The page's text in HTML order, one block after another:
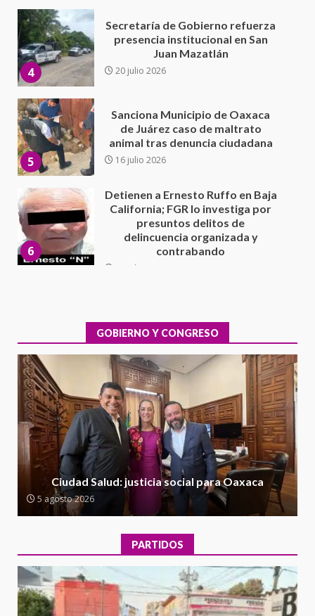
5
Sanciona Municipio de Oaxaca
de Juárez caso de maltrato
animal tras denuncia ciudadana
16 julio 2026
6
California; FGR lo investiga por
presuntos delitos de
delincuencia organizada y
contrabando
7
Sin paso carretera Oaxaca-
Cuacnopalan
26 junio 2026
1
integral de las instalaciones de la
Escuela Secundaria General
Moisés Sáenz Garza
5 agosto 2026
2
Ciudad Salud: justicia social para
Oaxaca
5 agosto 2026
3
Encuentro de Ariadna Montiel
con el Gobernador Salomón Jara
Cruz reafirma la consolidación
de la transformación en
territorio oaxaqueño
30 julio 2026
4
presencia institucional en San
Juan Mazatlán
20 julio 2026
GOBIERNO Y CONGRESO
Ciudad Salud: justicia social para Oaxaca
5 agosto 2026
PARTIDOS